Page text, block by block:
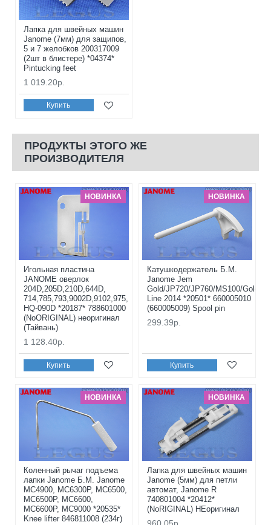
Лапка для швейных машин
Janome (7мм) для защипов,
5 и 7 желобков 200317009
(2шт в блистере) *04374*
Pintucking feet
1 019.20р.
Купить
ПРОДУКТЫ ЭТОГО ЖЕ
ПРОИЗВОДИТЕЛЯ
НОВИНКА
Игольная пластина
JANOME оверлок
204D,205D,210D,644D,
714,785,793,9002D,9102,975,
HQ-090D *20187* 788601000
(NoORIGINAL) неоригинал
(Тайвань)
1 128.40р.
Купить
НОВИНКА
Катушкодержатель Б.М.
Janome Jem
Gold/JP720/JP760/MS100/Gold
Line 2014 *20501* 660005010
(660005009) Spool pin
299.39р.
Купить
НОВИНКА
Коленный рычаг подъема
лапки Janome Б.М. Janome
MC4900, MC6300P, MC6500,
MC6500P, MC6600,
MC6600P, MC9000 *20535*
Knee lifter 846811008 (234г)
НОВИНКА
Лапка для швейных машин
Janome (5мм) для петли
автомат, Janome R
740801004 *20412*
(NoRIGINAL) НЕоригинал